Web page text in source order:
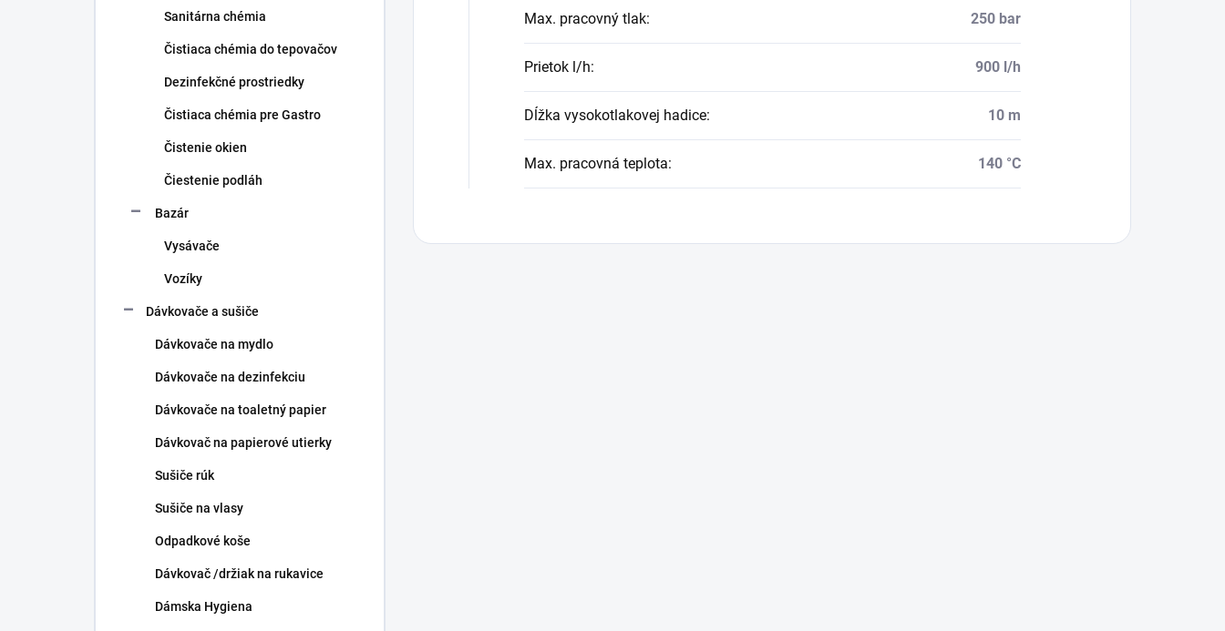
Sanitárna chémia
Čistiaca chémia do tepovačov
Dezinfekčné prostriedky
Čistiaca chémia pre Gastro
Čistenie okien
Čiestenie podláh
Bazár
Vysávače
Vozíky
Dávkovače a sušiče
Dávkovače na mydlo
Dávkovače na dezinfekciu
Dávkovače na toaletný papier
Dávkovač na papierové utierky
Sušiče rúk
Sušiče na vlasy
Odpadkové koše
Dávkovač /držiak na rukavice
Dámska Hygiena
Max. pracovný tlak: 250 bar
Prietok l/h: 900 l/h
Dĺžka vysokotlakovej hadice: 10 m
Max. pracovná teplota: 140 °C